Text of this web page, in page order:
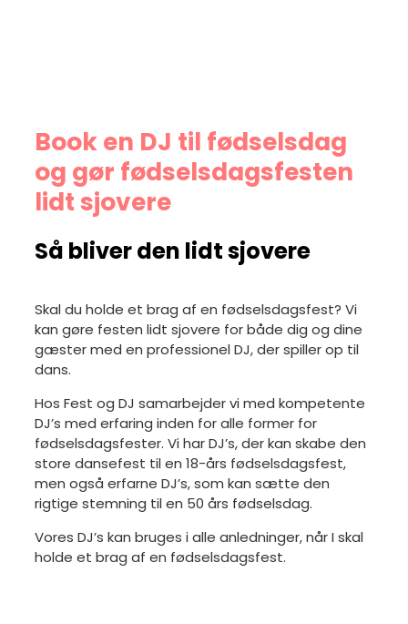
Book en DJ til fødselsdag
og gør fødselsdagsfesten
lidt sjovere
Så bliver den lidt sjovere
Skal du holde et brag af en fødselsdagsfest? Vi
kan gøre festen lidt sjovere for både dig og dine
gæster med en professionel DJ, der spiller op til
dans.
Hos Fest og DJ samarbejder vi med kompetente
DJ’s med erfaring inden for alle former for
fødselsdagsfester. Vi har DJ’s, der kan skabe den
store dansefest til en 18-års fødselsdagsfest,
men også erfarne DJ’s, som kan sætte den
rigtige stemning til en 50 års fødselsdag.
Vores DJ’s kan bruges i alle anledninger, når I skal
holde et brag af en fødselsdagsfest.